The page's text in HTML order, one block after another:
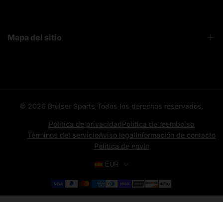
Contacto
Mapa del sitio
All categories
All products
Contacto
© 2026 Bruiser Sports Todos los derechos reservados.
Política de privacidadPolítica de reembolso
Términos del servicioAviso legalInformación de contacto
Política de envío
EUR